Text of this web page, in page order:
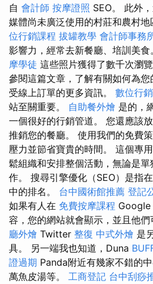
自 會計師 按摩證照 SEO。 此外
媒體尚未廣泛使用的村莊和農村地
位行銷課程 拔罐教學 會計師事務
影響力，經常去新餐廳、培訓美食
摩學徒 這些照片獲得了數千次瀏
參閱這篇文章，了解有關如何為
受線上訂單的更多資訊。 數位行銷
站至關重要。 自助餐外燴 是的，
一個很好的行銷管道。 您還應該
推銷您的餐廳。 使用我們的免費
壓力並節省寶貴的時間。 這個專
鬆組織和安排整個活動，無論是
作。 搜尋引擎優化（SEO）是指
中的排名。 台中國術館推薦 登記
如果有人在 免費按摩課程 Google
容，您的網站就會顯示，並且他們
廳外燴 Twitter 整復 中式外燴 是
具。 另一端我也知道，Duna
證過期 Panda附近有幾家不錯的
萬魚皮湯等。 工商登記 台中刮痧